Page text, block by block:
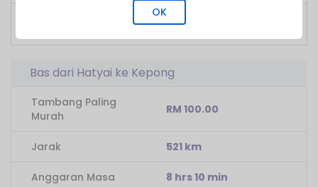
09:00
Bas dari Hatyai ke Kepong
Tambang Paling
Murah
RM 100.00
Jarak 521 km
Anggaran Masa 8 hrs 10 min
OK